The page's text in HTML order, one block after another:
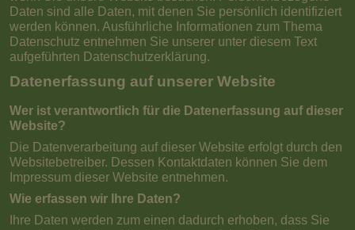
Daten sind alle Daten, mit denen Sie persönlich identifiziert
werden können. Ausführliche Informationen zum Thema
Datenschutz entnehmen Sie unserer unter diesem Text
aufgeführten Datenschutzerklärung.
Datenerfassung auf unserer Website
Wer ist verantwortlich für die Datenerfassung auf dieser
Website?
Die Datenverarbeitung auf dieser Website erfolgt durch den
Websitebetreiber. Dessen Kontaktdaten können Sie dem
Impressum dieser Website entnehmen.
Wie erfassen wir Ihre Daten?
Ihre Daten werden zum einen dadurch erhoben, dass Sie